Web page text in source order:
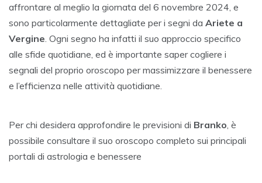
affrontare al meglio la giornata del 6 novembre 2024, e
sono particolarmente dettagliate per i segni da Ariete a
Vergine . Ogni segno ha infatti il suo approccio specifico
alle sfide quotidiane, ed è importante saper cogliere i
segnali del proprio oroscopo per massimizzare il benessere
e l’efficienza nelle attività quotidiane.
Per chi desidera approfondire le previsioni di Branko , è
possibile consultare il suo oroscopo completo sui principali
portali di astrologia e benessere